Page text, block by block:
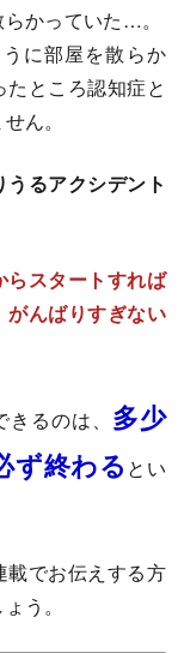
かっていた…。
に部屋を散らか
ところ認知症と
ん。
るアクシデント
らスタートすれば
がんばりすぎない
るのは、 多少
ず終わる とい
載でお伝えする方
う。